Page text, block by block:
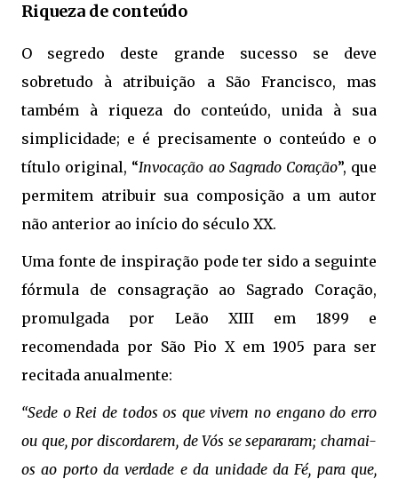
Riqueza de conteúdo
O segredo deste grande sucesso se deve
sobretudo à atribuição a São Francisco, mas
também à riqueza do conteúdo, unida à sua
simplicidade; e é precisamente o conteúdo e o
título original, “Invocação ao Sagrado Coração”, que
permitem atribuir sua composição a um autor
não anterior ao início do século XX.
Uma fonte de inspiração pode ter sido a seguinte
fórmula de consagração ao Sagrado Coração,
promulgada por Leão XIII em 1899 e
recomendada por São Pio X em 1905 para ser
recitada anualmente:
“Sede o Rei de todos os que vivem no engano do erro
ou que, por discordarem, de Vós se separaram; chamai-
os ao porto da verdade e da unidade da Fé, para que,